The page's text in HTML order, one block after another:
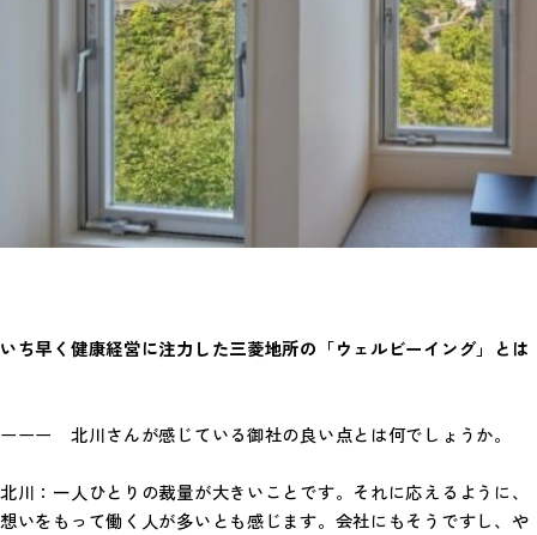
いち早く健康経営に注力した三菱地所の「ウェルビーイング」とは
ーーー 北川さんが感じている御社の良い点とは何でしょうか。
北川：一人ひとりの裁量が大きいことです。それに応えるように、
想いをもって働く人が多いとも感じます。会社にもそうですし、や